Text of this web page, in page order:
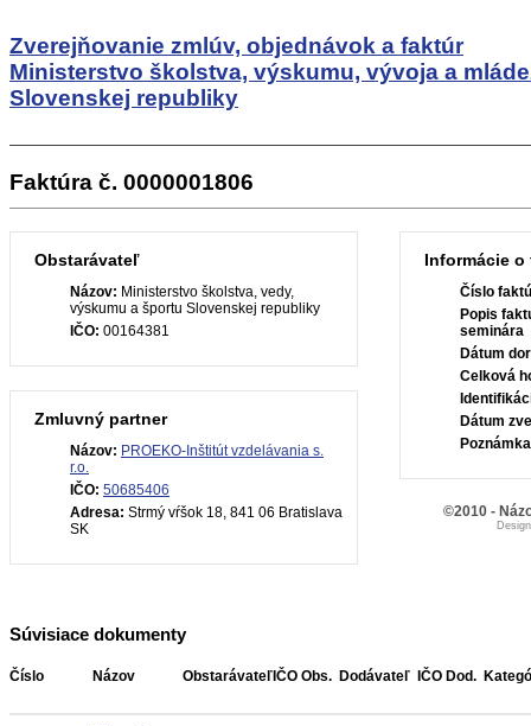
Zverejňovanie zmlúv, objednávok a faktúr
Ministerstvo školstva, výskumu, vývoja a
Slovenskej republiky
Faktúra č. 0000001806
Obstarávateľ
Názov: Ministerstvo školstva, vedy,
výskumu a športu Slovenskej republiky
IČO: 00164381
Zmluvný partner
Názov: PROEKO-Inštitút vzdelávania s.
r.o.
IČO: 50685406
Adresa: Strmý vŕšok 18, 841 06 Bratislava
SK
Informácie o
Číslo
Popis
seminára
Dátum
Celková
Dátum
Súvisiace dokumenty
Číslo Názov Obstarávateľ IČO Obs. Dodávateľ IČO Dod.
©2010 -